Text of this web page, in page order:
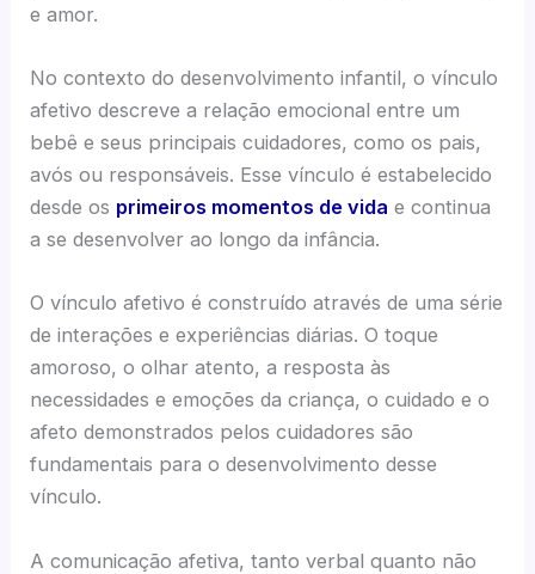
e amor.
No contexto do desenvolvimento infantil, o vínculo
afetivo descreve a relação emocional entre um
bebê e seus principais cuidadores, como os pais,
avós ou responsáveis. Esse vínculo é estabelecido
desde os primeiros momentos de vida e continua
a se desenvolver ao longo da infância.
O vínculo afetivo é construído através de uma série
de interações e experiências diárias. O toque
amoroso, o olhar atento, a resposta às
necessidades e emoções da criança, o cuidado e o
afeto demonstrados pelos cuidadores são
fundamentais para o desenvolvimento desse
vínculo.
A comunicação afetiva, tanto verbal quanto não